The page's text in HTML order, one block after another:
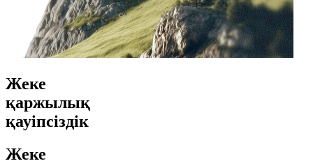
Жеке
қаржылық
қауіпсіздік
Жеке